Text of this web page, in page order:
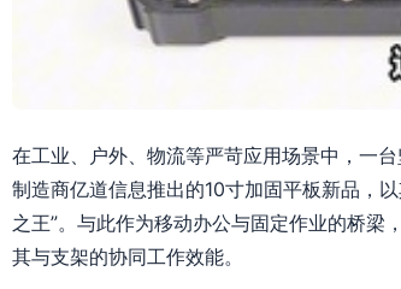
在工业、户外、物流等严苛应用场景中，一
制造商亿道信息推出的10寸加固平板新品，
之王”。与此作为移动办公与固定作业的桥
其与支架的协同工作效能。